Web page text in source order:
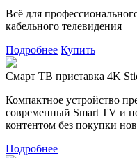
Всё для
кабельного телевидения
Подробнее Купить
Смарт ТВ приставка 4K
Компактное устройство
современный Smart TV и
контентом без покупки
Подробнее